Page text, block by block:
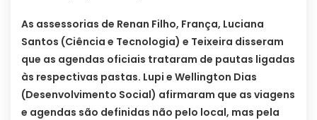
As assessorias de Renan Filho, França, Luciana
Santos (Ciência e Tecnologia) e Teixeira disseram
que as agendas oficiais trataram de pautas ligadas
às respectivas pastas. Lupi e Wellington Dias
(Desenvolvimento Social) afirmaram que as viagens
e agendas são definidas não pelo local, mas pela